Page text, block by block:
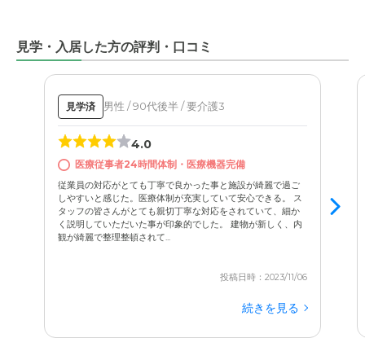
見学・入居した方の評判・口コミ
見学済 男性 / 90代後半 / 要介護3
4.0
医療従事者24時間体制・医療機器完備
従業員の対応がとても丁寧で良かった事と施設が綺麗で過ご
しやすいと感じた。医療体制が充実していて安心できる。 ス
タッフの皆さんがとても親切丁寧な対応をされていて、細か
く説明していただいた事が印象的でした。 建物が新しく、内
観が綺麗で整理整頓されて...
投稿日時：2023/11/06
続きを見る